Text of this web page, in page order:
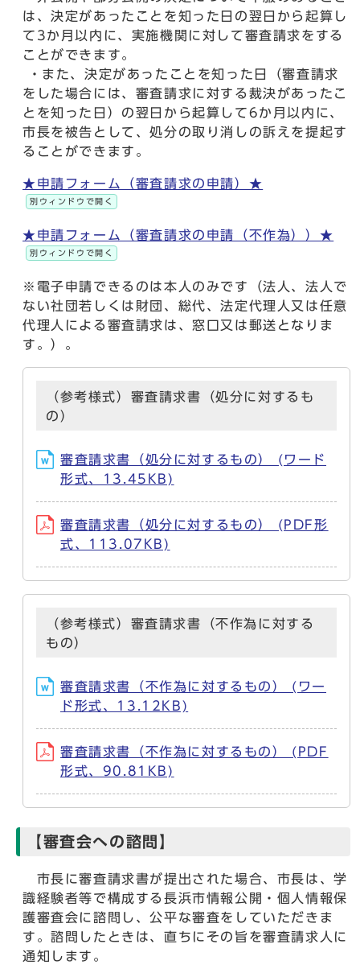
は、決定があったことを知った日の翌日から起算し
て3か月以内に、実施機関に対して審査請求をする
ことができます。
・また、決定があったことを知った日（審査請求
をした場合には、審査請求に対する裁決があったこ
とを知った日）の翌日から起算して6か月以内に、
市長を被告として、処分の取り消しの訴えを提起す
ることができます。
★申請フォーム（審査請求の申請）★
別ウィンドウで開く
★申請フォーム（審査請求の申請（不作為））★
別ウィンドウで開く
※電子申請できるのは本人のみです（法人、法人で
ない社団若しくは財団、総代、法定代理人又は任意
代理人による審査請求は、窓口又は郵送となりま
す。）。
（参考様式）審査請求書（処分に対するも
の）
審査請求書（処分に対するもの） (ワード
形式、13.45KB)
審査請求書（処分に対するもの） (PDF形
式、113.07KB)
（参考様式）審査請求書（不作為に対する
もの）
審査請求書（不作為に対するもの） (ワー
ド形式、13.12KB)
審査請求書（不作為に対するもの） (PDF
形式、90.81KB)
【審査会への諮問】
市長に審査請求書が提出された場合、市長は、学
識経験者等で構成する長浜市情報公開・個人情報保
護審査会に諮問し、公平な審査をしていただきま
す。諮問したときは、直ちにその旨を審査請求人に
通知します。